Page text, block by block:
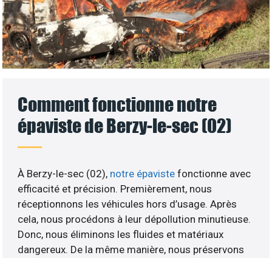
Comment fonctionne notre
épaviste de Berzy-le-sec (02)
À Berzy-le-sec (02), notre épavistefonctionne avec
efficacité et précision. Premièrement, nous
réceptionnons les véhicules hors d’usage. Après
cela, nous procédons à leur dépollution minutieuse.
Donc, nous éliminons les fluides et matériaux
dangereux. De la même manière, nous préservons